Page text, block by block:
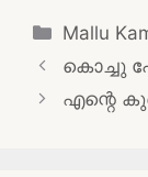
Mallu
Post
navigation
കൊച്ചു
എന്റെ